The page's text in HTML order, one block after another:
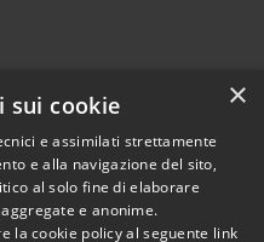
Copyright © 2026 • Comune di
×
sui cookie
e assimilati strettamente
e alla navigazione del sito,
al solo fine di elaborare
e anonime.
la cookie policy al seguente link